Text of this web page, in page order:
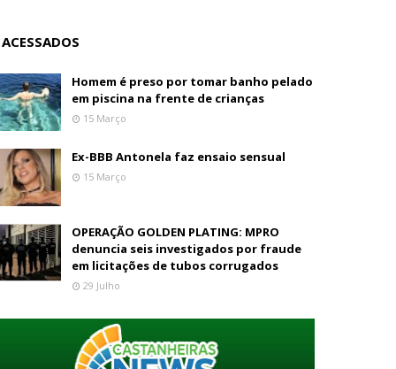
Homem é preso por tomar banho pelado
em piscina na frente de crianças
15 Março
Ex-BBB Antonela faz ensaio sensual
15 Março
OPERAÇÃO GOLDEN PLATING: MPRO
denuncia seis investigados por fraude
em licitações de tubos corrugados
29 Julho